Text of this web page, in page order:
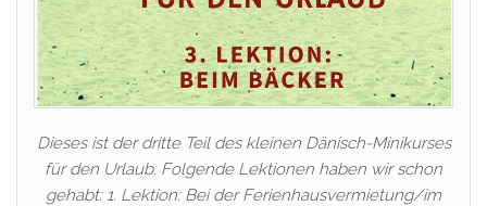
Dieses ist der dritte Teil des kleinen Dänisch-Minikurses
für den Urlaub. Folgende Lektionen haben wir schon
gehabt: 1. Lektion: Bei der Ferienhausvermietung/im